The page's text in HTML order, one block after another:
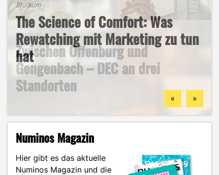
Studium
The Science of Comfort: Was
Rewatching mit Marketing zu tun
hat
Studium
Zwischen Offenburg und
Gengenbach – DEC an drei
Standorten
Studium
B2B-Marketing für das Handwerk
– und warum du hier deine
berufliche Zukunft finden
könntest
Studium
Mein ehrlicher DEC-Survival-
Guide durch das Wintersemester
Studentenleben
Ästhetik, Sport und
Zukunftspläne: Aylin im Portrait
« »
Numinos Magazin
Hier gibt es das aktuelle
Numinos Magazin und die